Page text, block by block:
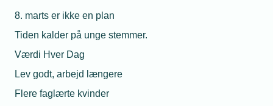
8. marts er ikke en plan
Tiden kalder på unge stemmer.
Værdi Hver Dag
Lev godt, arbejd længere
Flere faglærte kvinder
elinstallationer under spænding, skal man følge